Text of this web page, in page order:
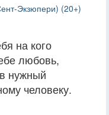
Экзюпери) (20+)
на кого
любовь,
нужный
человеку.